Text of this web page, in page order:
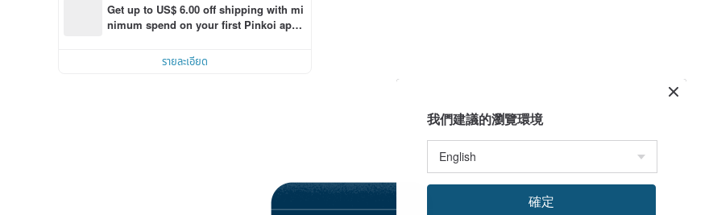
Get up to US$ 6.00 off shipping with mi
nimum spend on your first Pinkoi app
รายละเอียด
我們建議的瀏覽環境
確定